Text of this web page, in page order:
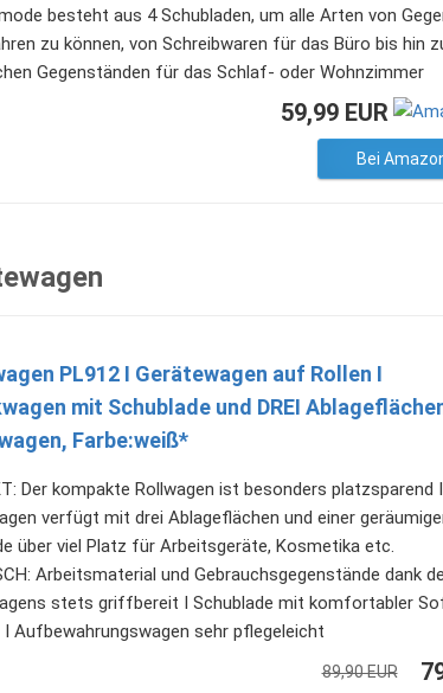
besteht aus 4 Schubladen, um alle Arten von
zu können, von Schreibwaren für das Büro bis hin
Gegenständen für das Schlaf- oder Wohnzimmer
59,99 EUR
Bei
PL912 I Gerätewagen auf Rollen I
mit Schublade und DREI
Farbe:weiß*
Der kompakte Rollwagen ist besonders platzsparend I
verfügt mit drei Ablageflächen und einer
über viel Platz für Arbeitsgeräte, Kosmetika etc.
Arbeitsmaterial und Gebrauchsgegenstände dank
stets griffbereit I Schublade mit komfortabler
I Aufbewahrungswagen sehr pflegeleicht
89,90 EUR